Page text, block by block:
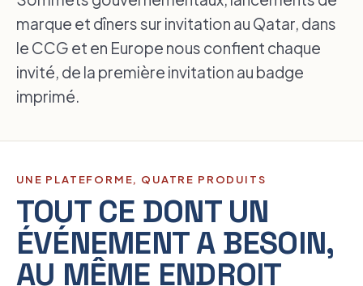
marque et dîners sur invitation au Qatar, dans
le CCG et en Europe nous confient chaque
invité, de la première invitation au badge
imprimé.
UNE PLATEFORME, QUATRE PRODUITS
TOUT CE DONT UN
ÉVÉNEMENT A BESOIN,
AU MÊME ENDROIT